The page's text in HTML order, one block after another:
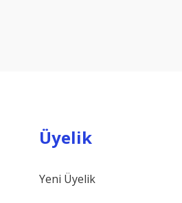
Üyelik
Yeni Üyelik